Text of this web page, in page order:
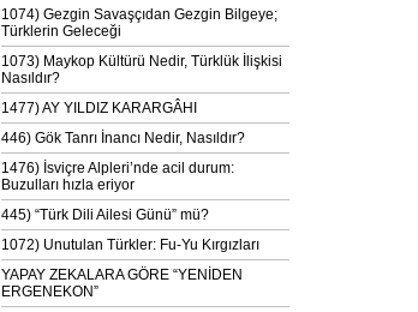
1074) Gezgin Savaşçıdan Gezgin Bilgeye;
Türklerin Geleceği
1073) Maykop Kültürü Nedir, Türklük İlişkisi
Nasıldır?
1477) AY YILDIZ KARARGÂHI
446) Gök Tanrı İnancı Nedir, Nasıldır?
1476) İsviçre Alpleri’nde acil durum:
Buzulları hızla eriyor
445) “Türk Dili Ailesi Günü” mü?
1072) Unutulan Türkler: Fu-Yu Kırgızları
YAPAY ZEKALARA GÖRE “YENİDEN
ERGENEKON”